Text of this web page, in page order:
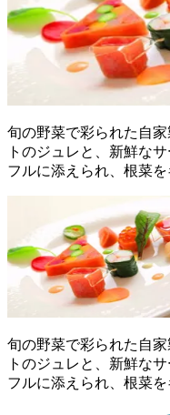
旬の野菜で彩られた自
トのジュレと、新鮮な
フルに添えられ、根菜
旬の野菜で彩られた自
トのジュレと、新鮮な
フルに添えられ、根菜